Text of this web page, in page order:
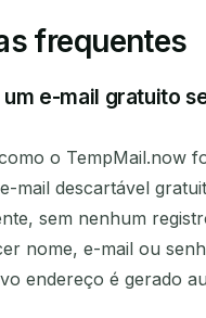
frequentes
e-mail gratuito
o TempMail.now
mail descartável
sem nenhum
nome, e-mail ou
endereço é gerado